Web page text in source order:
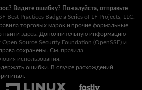
Видите ошибку? Пожалуйста, отправьте
Best Practices Badge a Series of LF Projects, LLC
торговых марок и прочие формальные
найти здесь . Дополнительную информацию
Open Source Security Foundation (OpenSSF) и
права сохранены. См. правила
использования
ошибки. В случае расхождений